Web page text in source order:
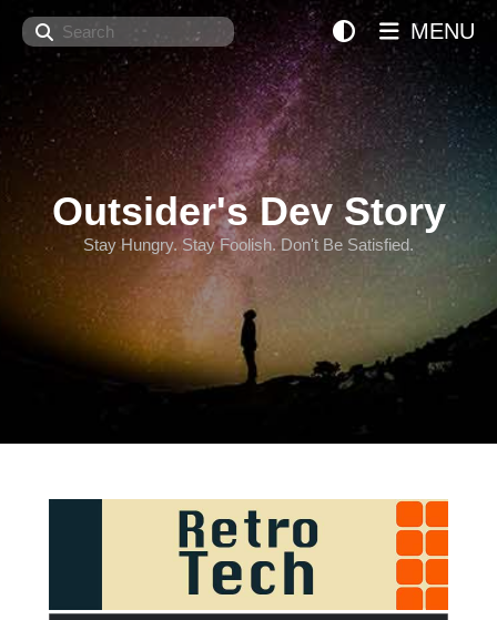
Search
Outsider's Dev Story
Stay Hungry. Stay Foolish. Don't Be Satisfied.
MENU